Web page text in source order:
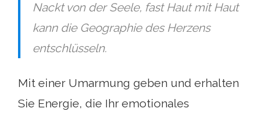
Nackt von der Seele, fast Haut mit Haut
kann die Geographie des Herzens
entschlüsseln.
Mit einer Umarmung geben und erhalten
Sie Energie, die Ihr emotionales